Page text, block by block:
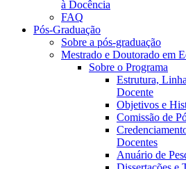
à Docência
FAQ
Pós-Graduação
Sobre a pós-graduação
Mestrado e Doutorado em
Sobre o Programa
Estrutura,
Docente
Objetivos e
Comissão de
Docentes
Anuário de